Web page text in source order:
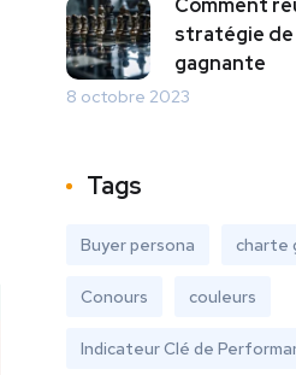
Comment
stratégie
gagnante
8 octobre 2023
Tags
Buyer persona charte
Conours couleurs
Indicateur Clé de